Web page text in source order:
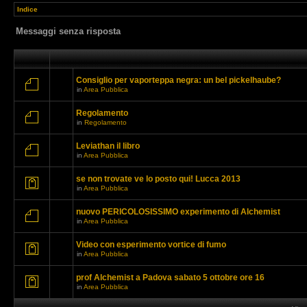
Indice
Messaggi senza risposta
Consiglio per vaporteppa negra: un bel pickelhaube?
in Area Pubblica
Regolamento
in Regolamento
Leviathan il libro
in Area Pubblica
se non trovate ve lo posto qui! Lucca 2013
in Area Pubblica
nuovo PERICOLOSISSIMO experimento di Alchemist
in Area Pubblica
Video con esperimento vortice di fumo
in Area Pubblica
prof Alchemist a Padova sabato 5 ottobre ore 16
in Area Pubblica